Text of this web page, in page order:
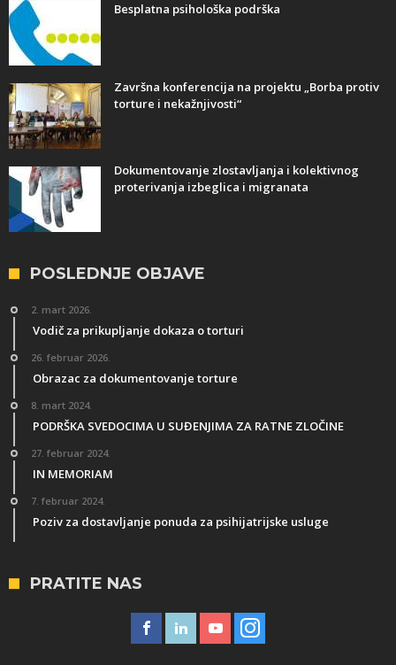
Besplatna psihološka podrška
Završna konferencija na projektu „Borba protiv
torture i nekažnjivosti“
Dokumentovanje zlostavljanja i kolektivnog
proterivanja izbeglica i migranata
POSLEDNJE OBJAVE
2. mart 2026.
Vodič za prikupljanje dokaza o torturi
26. februar 2026.
Obrazac za dokumentovanje torture
8. mart 2024.
PODRŠKA SVEDOCIMA U SUĐENJIMA ZA RATNE ZLOČINE
27. februar 2024.
IN MEMORIAM
7. februar 2024.
Poziv za dostavljanje ponuda za psihijatrijske usluge
PRATITE NAS